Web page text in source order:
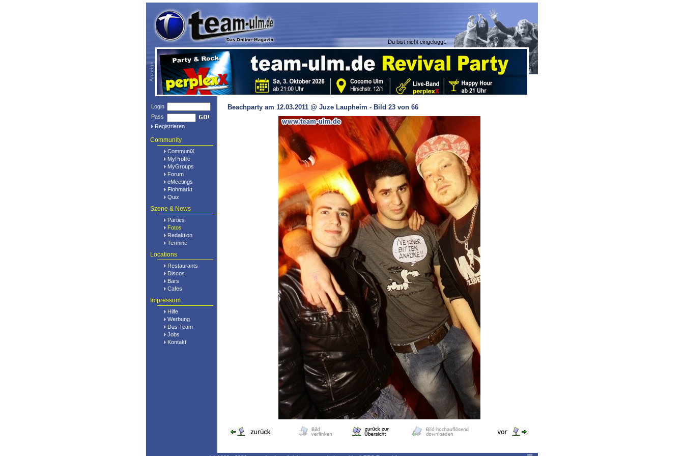
Du bist nicht eingeloggt.
Login
Pass
Registrieren
Community
CommuniX
MyProfile
MyGroups
Forum
eMeetings
Flohmarkt
Quiz
Szene & News
Parties
Fotos
Redaktion
Termine
Locations
Restaurants
Discos
Bars
Cafes
Impressum
Hilfe
Werbung
Das Team
Jobs
Kontakt
Beachparty am 12.03.2011 @ Juze Laupheim - Bild 23 von 66